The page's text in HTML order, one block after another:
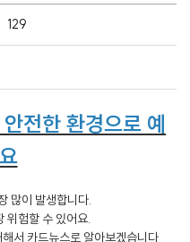
129
전한 환경으로 예
많이 발생합니다.
위험할 수 있어요.
서 카드뉴스로 알아보겠습니다